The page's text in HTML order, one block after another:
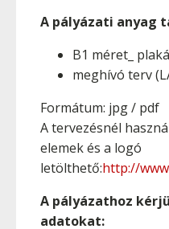
A pályázati anyag
B1 méret_
meghívó terv
Formátum: jpg / pdf
A tervezésnél
elemek és a logó
letölthető:http://
A pályázathoz
adatokat: